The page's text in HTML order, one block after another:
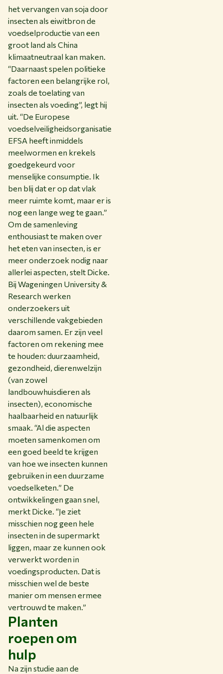
het vervangen van soja door
insecten als eiwitbron de
voedselproductie van een
groot land als China
klimaatneutraal kan maken.
“Daarnaast spelen politieke
factoren een belangrijke rol,
zoals de toelating van
insecten als voeding”, legt hij
uit. “De Europese
voedselveiligheidsorganisatie
EFSA heeft inmiddels
meelwormen en krekels
goedgekeurd voor
menselijke consumptie. Ik
ben blij dat er op dat vlak
meer ruimte komt, maar er is
nog een lange weg te gaan.”
Om de samenleving
enthousiast te maken over
het eten van insecten, is er
meer onderzoek nodig naar
allerlei aspecten, stelt Dicke.
Bij Wageningen University &
Research werken
onderzoekers uit
verschillende vakgebieden
daarom samen. Er zijn veel
factoren om rekening mee
te houden: duurzaamheid,
gezondheid, dierenwelzijn
(van zowel
landbouwhuisdieren als
insecten), economische
haalbaarheid en natuurlijk
smaak. “Al die aspecten
moeten samenkomen om
een goed beeld te krijgen
van hoe we insecten kunnen
gebruiken in een duurzame
voedselketen.” De
ontwikkelingen gaan snel,
merkt Dicke. “Je ziet
misschien nog geen hele
insecten in de supermarkt
liggen, maar ze kunnen ook
verwerkt worden in
voedingsproducten. Dat is
misschien wel de beste
manier om mensen ermee
vertrouwd te maken.”
Planten
roepen om
hulp
Na zijn studie aan de